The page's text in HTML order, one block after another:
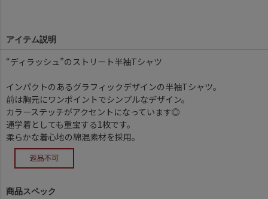
アイテム説明
“ディラッシュ”のストリート半袖Tシャツ
インパクトのあるグラフィックデザインの半袖Tシャツ。
前は胸元にワンポイントでシンプルなデザイン。
カラーステッチがアクセントになっています◎
通学着としても重宝する1枚です。
柔らかな着心地の綿混素材を採用。
商品スペック